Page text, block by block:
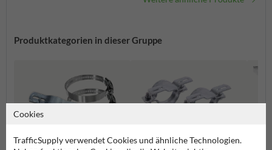
Produktkategorien in dieser Gruppe
Cookies
TrafficSupply verwendet Cookies und ähnliche Technologien.